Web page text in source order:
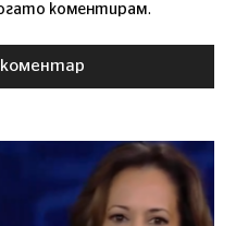
коментирам.